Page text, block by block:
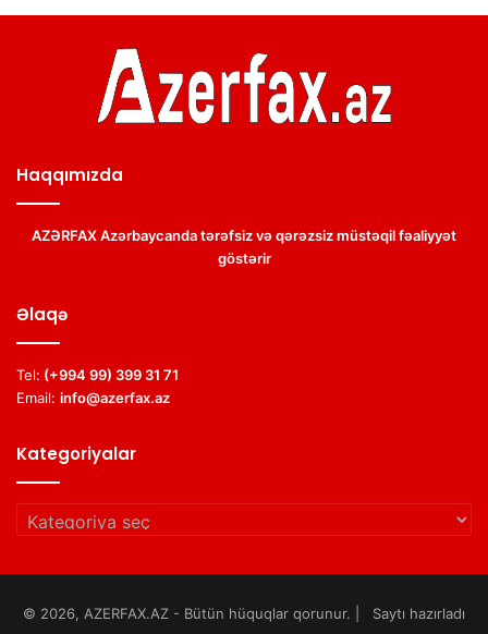
Haqqımızda
AZƏRFAX Azərbaycanda tərəfsiz və qərəzsiz müstəqil fəaliyyət
göstərir
Əlaqə
Tel: (+994 99) 399 31 71
Email: info@azerfax.az
Kategoriyalar
Kategoriyalar
© 2026, AZERFAX.AZ - Bütün hüquqlar qorunur. | Saytı hazırladı